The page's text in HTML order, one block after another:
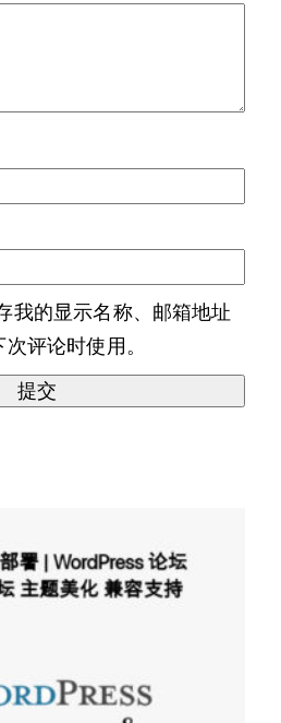
我的显示名称、邮箱地址
评论时使用。